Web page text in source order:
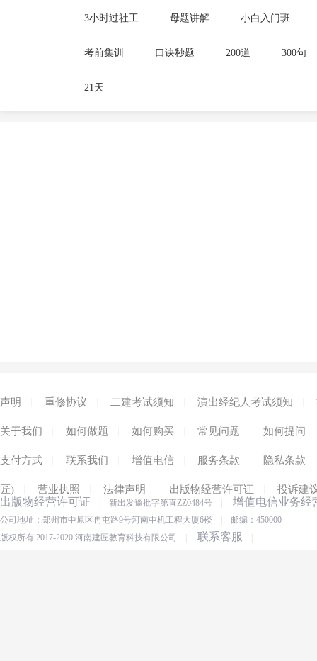
3小时过社工 母题讲解 小白入门班
考前集训 口诀秒题 200道 300句
21天
声明 重修协议 二建考试须知 演出经纪人考试须知
关于我们 如何做题 如何购买 常见问题 如何提问
支付方式 联系我们 增值电信 服务条款 隐私条款
匠) 营业执照 法律声明 出版物经营许可证 投诉建
出版物经营许可证 新出发豫批字第直ZZ0484号 增值电信业务经
公司地址：郑州市中原区冉屯路9号河南中机工程大厦6楼
邮编：450000
版权所有 2017-2020 河南建匠教育科技有限公司
联系客服